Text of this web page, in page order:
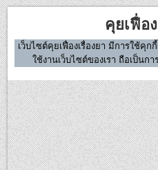
Skip
to
content
คุยเฟื่อ
เว็บไซต์คุยเฟื่องเรื่องยา มีการใช้คุ
ใช้งานเว็บไซต์ของเรา ถือเป็นก